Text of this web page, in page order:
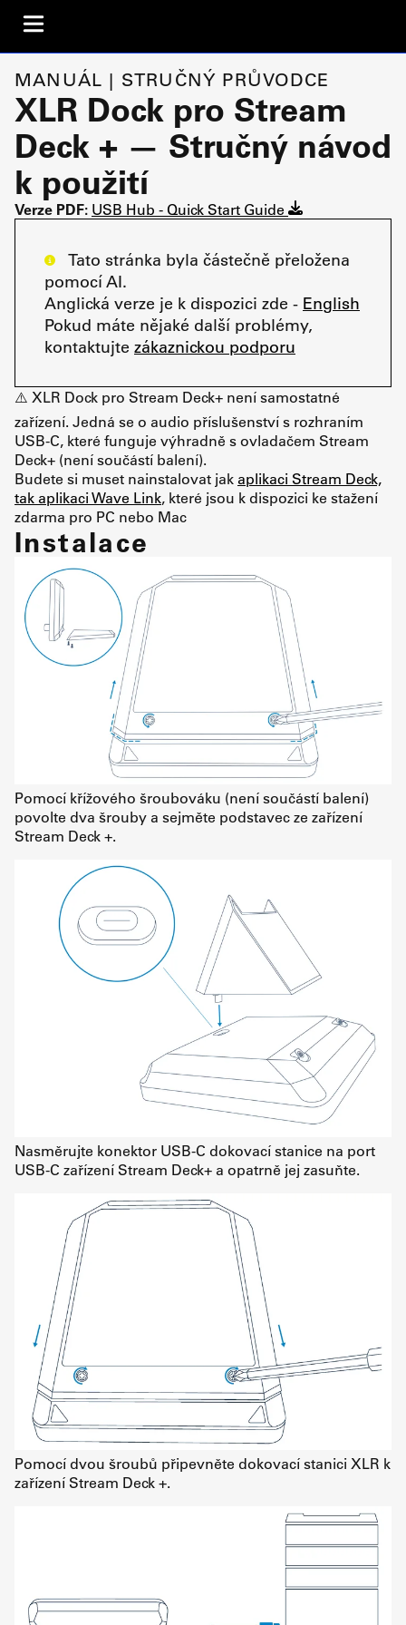
MANUÁL | STRUČNÝ PRŮVODCE
XLR Dock pro Stream
Deck + — Stručný návod
k použití
Verze PDF: USB Hub - Quick Start Guide
Tato stránka byla částečně přeložena
pomocí AI.
Anglická verze je k dispozici zde - English
Pokud máte nějaké další problémy,
kontaktujte zákaznickou podporu
⚠️ XLR Dock pro Stream Deck+ není samostatné
zařízení. Jedná se o audio příslušenství s rozhraním
USB-C, které funguje výhradně s ovladačem Stream
Deck+ (není součástí balení).
Budete si muset nainstalovat jak aplikaci Stream Deck,
tak aplikaci Wave Link, které jsou k dispozici ke stažení
zdarma pro PC nebo Mac
Instalace
Pomocí křížového šroubováku (není součástí balení)
povolte dva šrouby a sejměte podstavec ze zařízení
Stream Deck +.
Nasměrujte konektor USB-C dokovací stanice na port
USB-C zařízení Stream Deck+ a opatrně jej zasuňte.
Pomocí dvou šroubů připevněte dokovací stanici XLR k
zařízení Stream Deck +.